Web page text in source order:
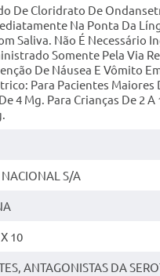
De Cloridrato De
Na Ponta Da
Saliva. Não É Necessário
Somente Pela Via
De Náusea E Vômito
Para Pacientes Maiores
4 Mg. Para Crianças De 2
S/A
10
ANTAGONISTAS DA